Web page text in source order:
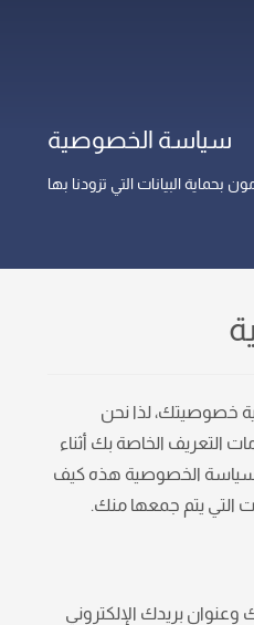
سياسة الخصوصية
بحماية البيانات التي تزودنا بها
خصوصيتك، لذا نحن
التعريف الخاصة بك أثناء
الخصوصية هذه كيف
التي يتم جمعها منك.
بريدك الإلكتروني